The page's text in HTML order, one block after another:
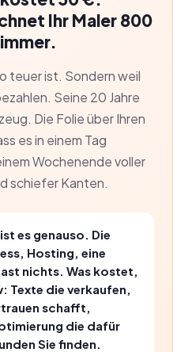
Ihr Maler 800
teuer ist. Sondern weil
Seine 20 Jahre
Die Folie über Ihren
es in einem Tag
Wochenende voller
schiefer Kanten.
es genauso. Die
Hosting, eine
nichts. Was kostet,
Texte die verkaufen,
schafft,
die dafür
Sie finden.